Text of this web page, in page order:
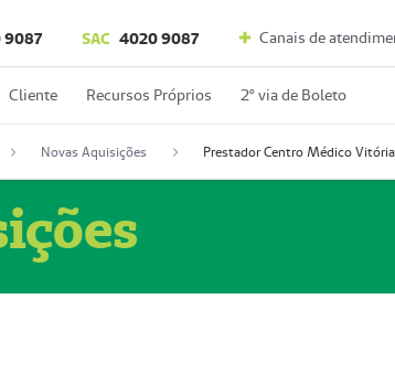
9087 SAC 4020 9087 Canais de
Cliente Recursos Próprios 2º via de Boleto
Novas Aquisições